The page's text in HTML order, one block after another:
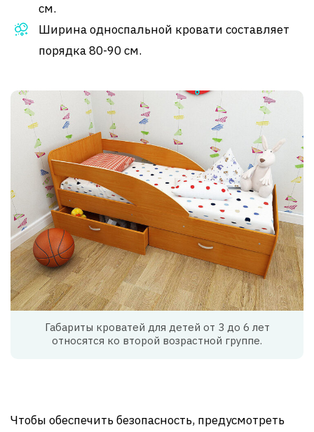
см.
Ширина односпальной кровати составляет
порядка 80-90 см.
Габариты кроватей для детей от 3 до 6 лет
относятся ко второй возрастной группе.
Чтобы обеспечить безопасность, предусмотреть